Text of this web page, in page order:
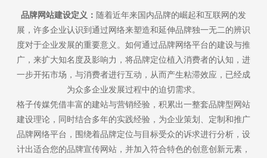
品牌网站建设定义： 随着近年来国内品牌的崛起和互联网的发
展，许多企业认识到通过网络来塑造和延伸品牌独一无二的辨识
度对于企业发展的重要意义。如何通过品牌网络平台的建设与推
广，来扩大知名度及影响力，将品牌定位植入消费者的认知，进
一步开拓市场，与消费者进行互动，从而产生粘滞效应，已经成
为众多企业发展过程中的迫切需求。
格子传媒凭借丰富的建站与营销经验，积累出一整套品牌型网站
建设理论，同时结合多年的实践经验，为企业策划、定制和推广
品牌网络平台，围绕着品牌定位与目标受众的诉求进行分析，设
计出适合您的品牌宣传网站，并加入符合特色的创意创新元素，